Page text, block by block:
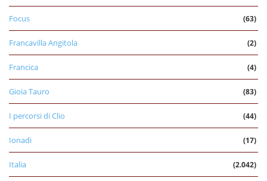
Focus (63)
Francavilla Angitola (2)
Francica (4)
Gioia Tauro (83)
I percorsi di Clio (44)
Ionadi (17)
Italia (2.042)